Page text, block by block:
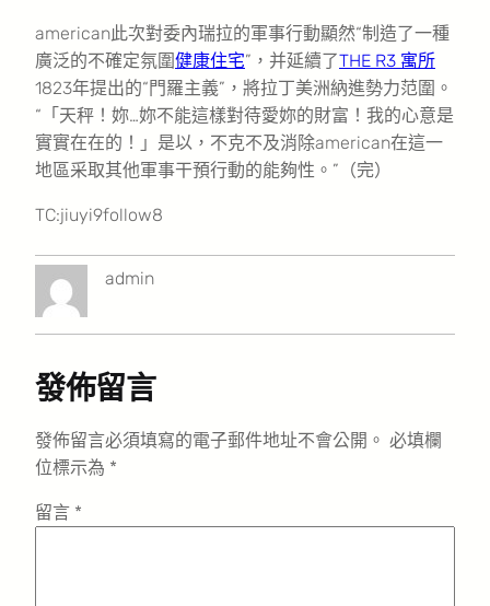
american此次對委內瑞拉的軍事行動顯然“制造了一種
廣泛的不確定氛圍健康住宅”，并延續了THE R3 寓所
1823年提出的“門羅主義”，將拉丁美洲納進勢力范圍。
“「天秤！妳…妳不能這樣對待愛妳的財富！我的心意是
實實在在的！」是以，不克不及消除american在這一
地區采取其他軍事干預行動的能夠性。”（完）
TC:jiuyi9follow8
admin
發佈留言
發佈留言必須填寫的電子郵件地址不會公開。 必填欄
位標示為 *
留言 *